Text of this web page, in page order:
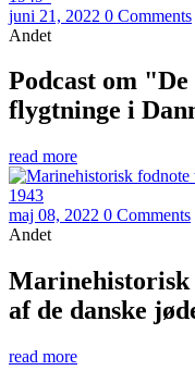
juni 21, 2022 0 Comments
Andet
Podcast om "De
flygtninge i
read more
maj 08, 2022 0 Comments
Andet
Marinehistorisk
af de danske
read more